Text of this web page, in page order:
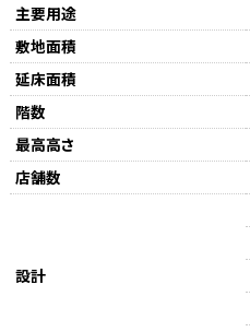
主要用途
敷地面積
延床面積
階数
最高高さ
店舗数
設計